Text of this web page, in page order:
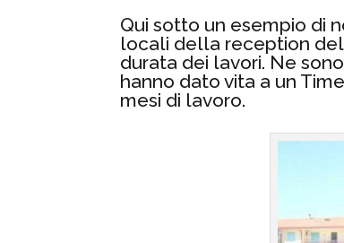
Qui sotto un esempio di
locali della reception
durata dei lavori. Ne
hanno dato vita a un
mesi di lavoro.